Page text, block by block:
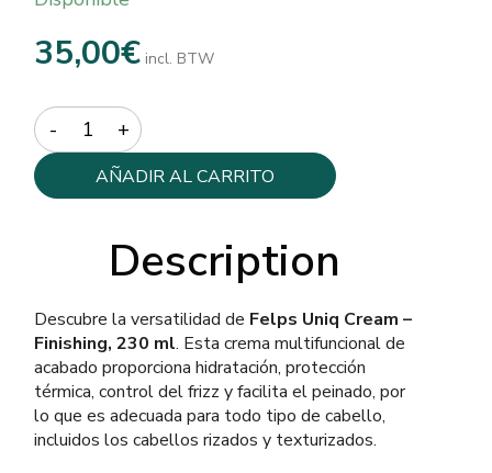
35,00€ incl. BTW
Quantity
AÑADIR AL CARRITO
Description
Descubre la versatilidad de Felps Uniq Cream –
Finishing, 230 ml. Esta crema multifuncional de
acabado proporciona hidratación, protección
térmica, control del frizz y facilita el peinado, por
lo que es adecuada para todo tipo de cabello,
incluidos los cabellos rizados y texturizados.